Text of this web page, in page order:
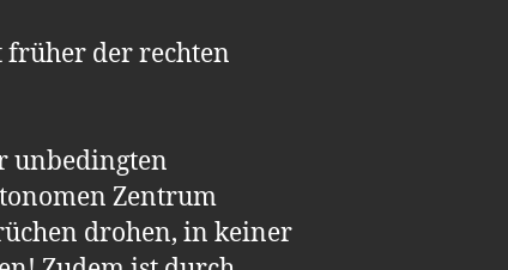
früher der rechten
unbedingten
Zentrum
drohen, in keiner